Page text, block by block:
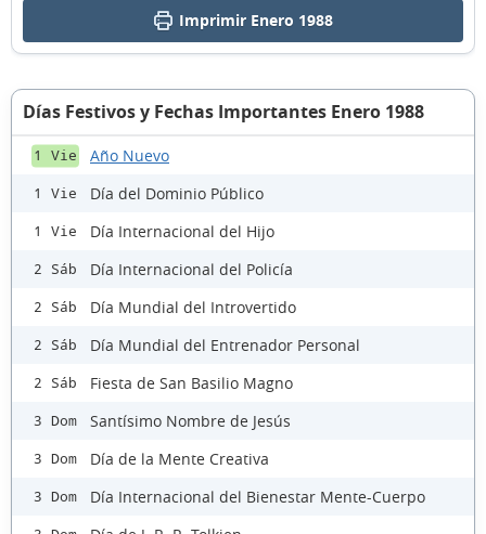
Imprimir Enero 1988
Días Festivos y Fechas Importantes Enero 1988
1 Vie Año Nuevo
1 Vie Día del Dominio Público
1 Vie Día Internacional del Hijo
2 Sáb Día Internacional del Policía
2 Sáb Día Mundial del Introvertido
2 Sáb Día Mundial del Entrenador Personal
2 Sáb Fiesta de San Basilio Magno
3 Dom Santísimo Nombre de Jesús
3 Dom Día de la Mente Creativa
3 Dom Día Internacional del Bienestar Mente-Cuerpo